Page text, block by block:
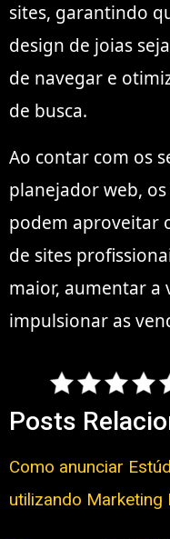
sites, garantindo
design de joias
de navegar e
de busca.
Ao contar com os
planejador web,
podem aproveitar
de sites
maior, aumentar a
impulsionar as
Posts
Como anunciar
utilizando Marketing